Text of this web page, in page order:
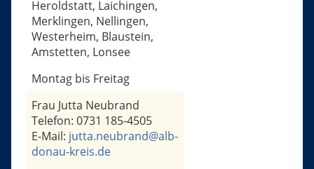
Heroldstatt, Laichingen,
Merklingen, Nellingen,
Westerheim, Blaustein,
Amstetten, Lonsee
Montag bis Freitag
Frau Jutta Neubrand
Telefon: 0731 185-4505
E-Mail: jutta.neubrand@alb-
donau-kreis.de